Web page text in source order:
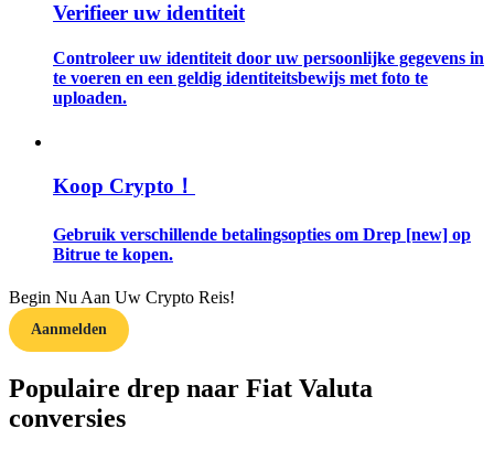
Futures-startgids
Handelsstrategieën
Verifieer uw identiteit
Controleer uw identiteit door uw persoonlijke gegevens in
te voeren en een geldig identiteitsbewijs met foto te
uploaden.
Koop Crypto！
Gebruik verschillende betalingsopties om Drep [new] op
Bitrue te kopen.
Begin Nu Aan Uw Crypto Reis!
Aanmelden
Populaire drep naar Fiat Valuta
conversies